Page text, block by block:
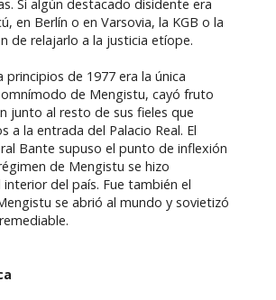
Si algún destacado disidente era
en Berlín o en Varsovia, la KGB o la
de relajarlo a la justicia etíope.
de 1977 era la única
de Mengistu, cayó fruto
junto al resto de sus fieles que
a la entrada del Palacio Real. El
Bante supuso el punto de inflexión
de Mengistu se hizo
del país. Fue también el
se abrió al mundo y sovietizó